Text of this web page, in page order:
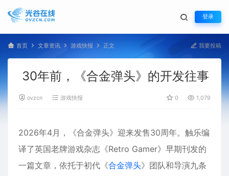
登录
首页 文章资讯 游戏快报 正文 我要投稿
30年前，《合金弹头》的开发往事
ovzcn 游戏快报 0 1,079
2026年4月，《合金弹头》迎来发售30周年。触乐编
译了英国老牌游戏杂志《Retro Gamer》早期刊发的
一篇文章，依托于初代《合金弹头》团队和导演九条